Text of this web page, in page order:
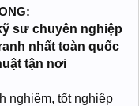
sư chuyên nghiệp
nhất toàn quốc
tận nơi
nghiệm, tốt nghiệp